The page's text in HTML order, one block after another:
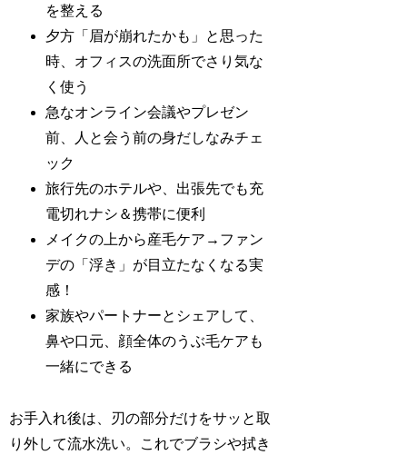
を整える
夕方「眉が崩れたかも」と思った
時、オフィスの洗面所でさり気な
く使う
急なオンライン会議やプレゼン
前、人と会う前の身だしなみチェ
ック
旅行先のホテルや、出張先でも充
電切れナシ＆携帯に便利
メイクの上から産毛ケア→ファン
デの「浮き」が目立たなくなる実
感！
家族やパートナーとシェアして、
鼻や口元、顔全体のうぶ毛ケアも
一緒にできる
お手入れ後は、刃の部分だけをサッと取
り外して流水洗い。これでブラシや拭き